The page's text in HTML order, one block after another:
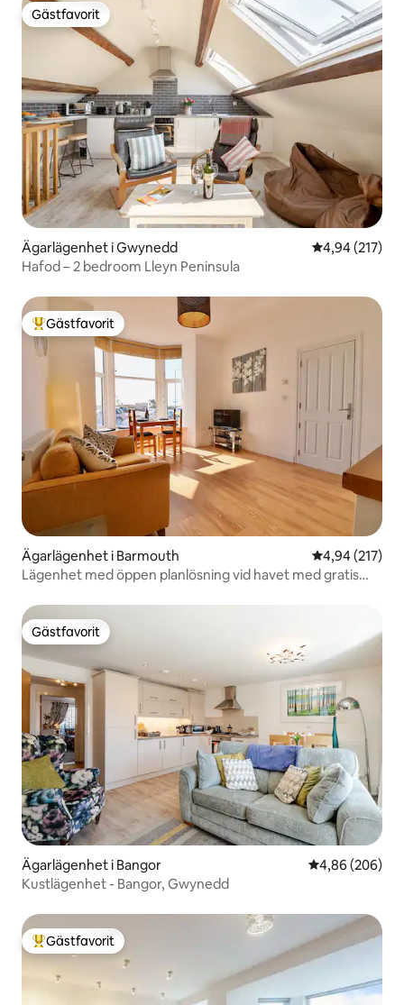
Gästfavorit
Gästfavorit
Ägarlägenhet i Gwynedd 4,94 av 5 i
4,94 (217)
Hafod – 2 bedroom Lleyn Peninsula
Populär gästfavorit
Gästfavorit
Ägarlägenhet i Barmouth 4,94 av 5 i
4,94 (217)
Lägenhet med öppen planlösning vid havet med gratis
Gästfavorit
Gästfavorit
Ägarlägenhet i Bangor 4,86 av 5 i
4,86 (206)
Kustlägenhet - Bangor, Gwynedd
Populär gästfavorit
Gästfavorit